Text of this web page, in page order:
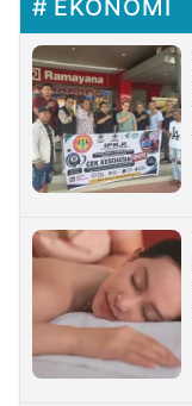
EKONOMI